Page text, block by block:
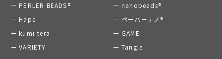
PERLER BEADS®
nanobeads®
Hape
ペーパーナノ®
kumi-tera
GAME
VARIETY
Tangle